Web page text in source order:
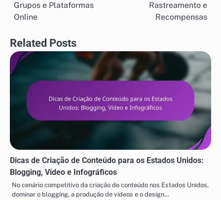
Grupos e Plataformas
Online
Rastreamento e
Recompensas
Related Posts
Dicas de Criação de Conteúdo para os Estados Unidos:
Blogging, Vídeo e Infográficos
No cenário competitivo da criação de conteúdo nos Estados Unidos,
dominar o blogging, a produção de vídeos e o design…